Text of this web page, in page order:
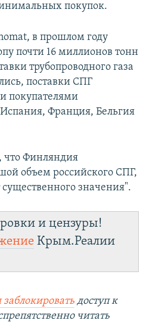
покупок.
в прошлом году
почти 16 миллионов тонн
трубопроводного газа
поставки СПГ
покупателями
Франция, Бельгия
Финляндия
объем российского СПГ,
значения".
и цензуры!
Крым.Реалии
доступ к
читать